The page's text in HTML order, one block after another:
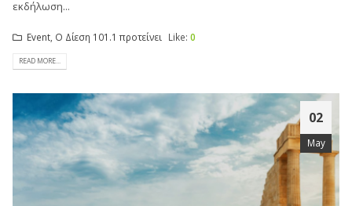
εκδήλωση...
Event, Ο Δίεση 101.1 προτείνει Like: 0
READ MORE...
02
May